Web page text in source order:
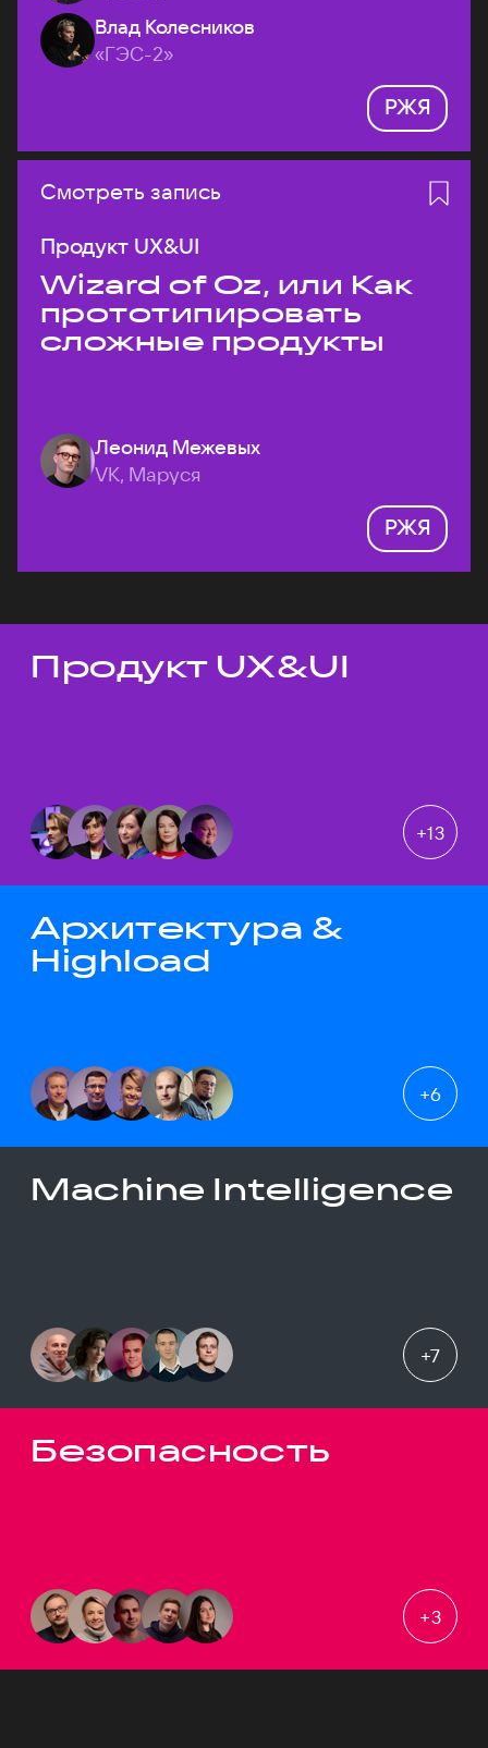
Влад Колесников
«ГЭС-2»
РЖЯ
Смотреть запись
Продукт UX&UI
Wizard of Oz, или Как
прототипировать
сложные продукты
Леонид Межевых
VK, Маруся
РЖЯ
Темы докладов
Продукт UX&UI
+13
Архитектура &
Highload
+6
Machine Intelligence
+7
Безопасность
+3